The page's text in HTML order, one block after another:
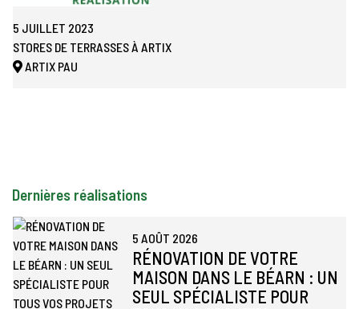
5 JUILLET 2023
STORES DE TERRASSES À ARTIX
ARTIX PAU
Dernières réalisations
5 AOÛT 2026
RÉNOVATION DE VOTRE
MAISON DANS LE BÉARN : UN
SEUL SPÉCIALISTE POUR